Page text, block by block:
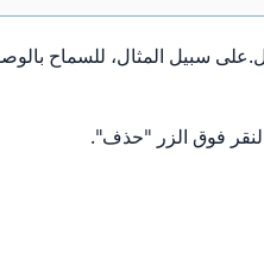
سبيل المثال، للسماح
فوق الزر "حذف".